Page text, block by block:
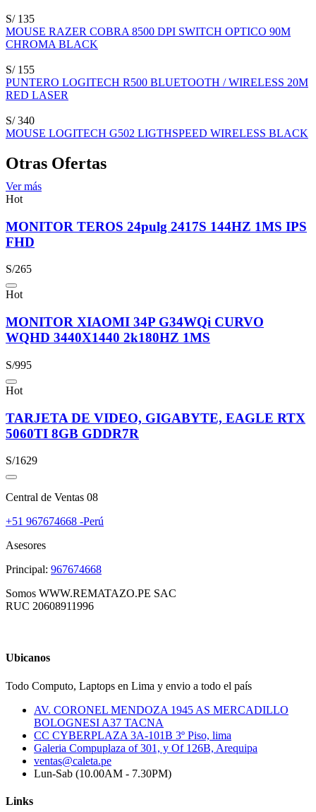
S/ 135
MOUSE RAZER COBRA 8500 DPI SWITCH OPTICO 90M
CHROMA BLACK
S/ 155
PUNTERO LOGITECH R500 BLUETOOTH / WIRELESS 20M
RED LASER
S/ 340
MOUSE LOGITECH G502 LIGTHSPEED WIRELESS BLACK
Otras Ofertas
Ver más
Hot
MONITOR TEROS 24pulg 2417S 144HZ 1MS IPS
FHD
S/265
Hot
MONITOR XIAOMI 34P G34WQi CURVO
WQHD 3440X1440 2k180HZ 1MS
S/995
Hot
TARJETA DE VIDEO, GIGABYTE, EAGLE RTX
5060TI 8GB GDDR7R
S/1629
Central de Ventas 08
+51 967674668 -Perú
Asesores
Principal: 967674668
Somos WWW.REMATAZO.PE SAC
RUC 20608911996
Ubicanos
Todo Computo, Laptops en Lima y envio a todo el país
AV. CORONEL MENDOZA 1945 AS MERCADILLO
BOLOGNESI A37 TACNA
CC CYBERPLAZA 3A-101B 3º Piso, lima
Galeria Compuplaza of 301, y Of 126B, Arequipa
ventas@caleta.pe
Lun-Sab (10.00AM - 7.30PM)
Links